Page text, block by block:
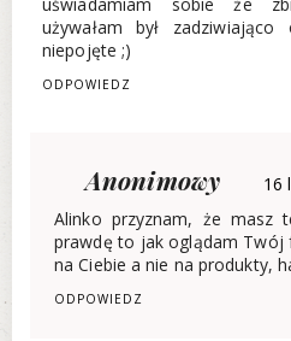
używałam był
niepojęte ;)
ODPOWIEDZ
Anonimowy
16
Alinko przyznam, że
prawdę to jak oglądam Twój
na Ciebie a nie na produkty,
ODPOWIEDZ